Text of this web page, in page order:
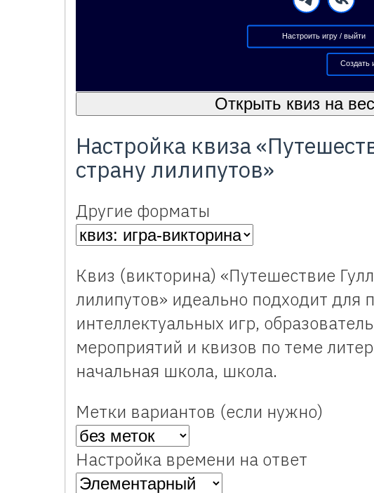
Настроить игру / выйти
Создать
Открыть квиз на
Настройка квиза
страну лилипутов»
Другие форматы
Квиз (викторина) «Путешествие
лилипутов» идеально подходит для
интеллектуальных игр,
мероприятий и квизов по теме
начальная школа, школа.
Метки вариантов (если нужно)
Настройка времени на ответ